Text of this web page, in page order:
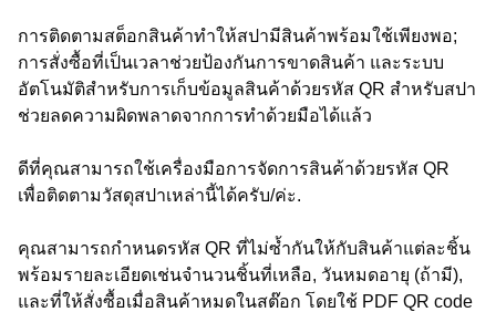
การติดตามสต็อกสินค้าทำให้สปามีสินค้าพร้อมใช้เพียงพอ;
การสั่งซื้อที่เป็นเวลาช่วยป้องกันการขาดสินค้า และระบบ
อัตโนมัติสำหรับการเก็บข้อมูลสินค้าด้วยรหัส QR สำหรับสปา
ช่วยลดความผิดพลาดจากการทำด้วยมือได้แล้ว
ดีที่คุณสามารถใช้เครื่องมือการจัดการสินค้าด้วยรหัส QR
เพื่อติดตามวัสดุสปาเหล่านี้ได้ครับ/ค่ะ.
คุณสามารถกำหนดรหัส QR ที่ไม่ซ้ำกันให้กับสินค้าแต่ละชิ้น
พร้อมรายละเอียดเช่นจำนวนชิ้นที่เหลือ, วันหมดอายุ (ถ้ามี),
และที่ให้สั่งซื้อเมื่อสินค้าหมดในสต๊อก โดยใช้ PDF QR code